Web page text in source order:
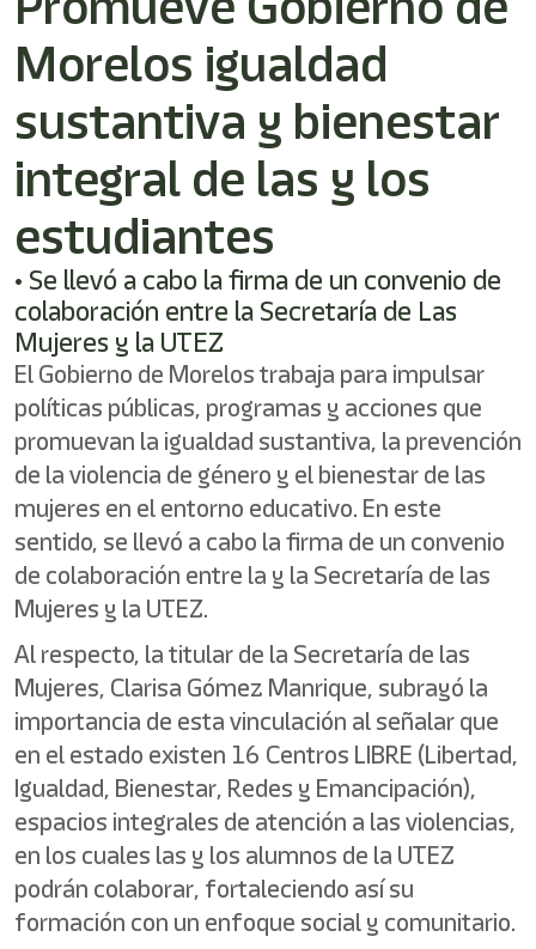
Este
acceso
directo
lector
de
pantalla
ayudarle
navegar
interactuar
con
contenido.
Morelos igualdad
sustantiva y bienestar
integral de las y los
estudiantes
• Se llevó a cabo la firma de un convenio de
colaboración entre la Secretaría de Las
Mujeres y la UTEZ
El Gobierno de Morelos trabaja para impulsar
políticas públicas, programas y acciones que
promuevan la igualdad sustantiva, la prevención
de la violencia de género y el bienestar de las
mujeres en el entorno educativo. En este
sentido, se llevó a cabo la firma de un convenio
de colaboración entre la y la Secretaría de las
Mujeres y la UTEZ.
Al respecto, la titular de la Secretaría de las
Mujeres, Clarisa Gómez Manrique, subrayó la
importancia de esta vinculación al señalar que
en el estado existen 16 Centros LIBRE (Libertad,
Igualdad, Bienestar, Redes y Emancipación),
espacios integrales de atención a las violencias,
en los cuales las y los alumnos de la UTEZ
podrán colaborar, fortaleciendo así su
formación con un enfoque social y comunitario.